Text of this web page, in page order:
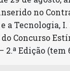
no
a Tecnologia,
Concurso
Edição (tem